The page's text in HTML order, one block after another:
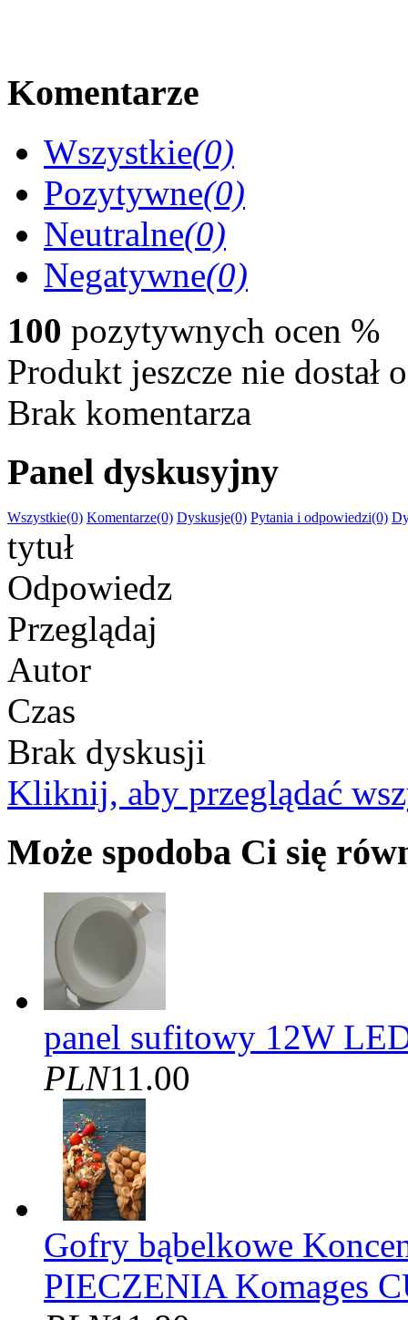
Komentarze
Wszystkie(0)
Pozytywne(0)
Neutralne(0)
Negatywne(0)
100 pozytywnych ocen %
Produkt jeszcze nie dostał
Brak komentarza
Panel dyskusyjny
Wszystkie(0) Komentarze(0) Dyskusje(0) Pytania i odpowiedzi(0)
tytuł
Odpowiedz
Przeglądaj
Autor
Czas
Brak dyskusji
Kliknij, aby przeglądać
Może spodoba Ci się
panel sufitowy 12W
PLN11.00
Gofry bąbelkowe
PIECZENIA Komages